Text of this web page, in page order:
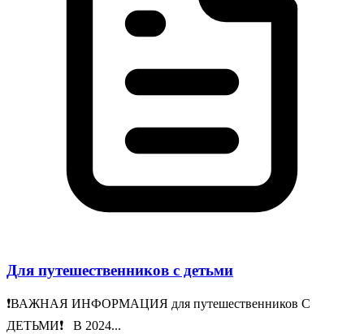
Для путешественников с детьми
❗️ВАЖНАЯ ИНФОРМАЦИЯ для путешественников С
ДЕТЬМИ❗️ В 2024...